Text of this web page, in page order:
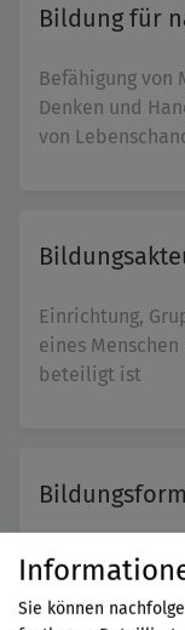
Sie können
Bildung für
Befähigung von
Denken und
von
Einrichtung,
eines
beteiligt ist
Verschiedene